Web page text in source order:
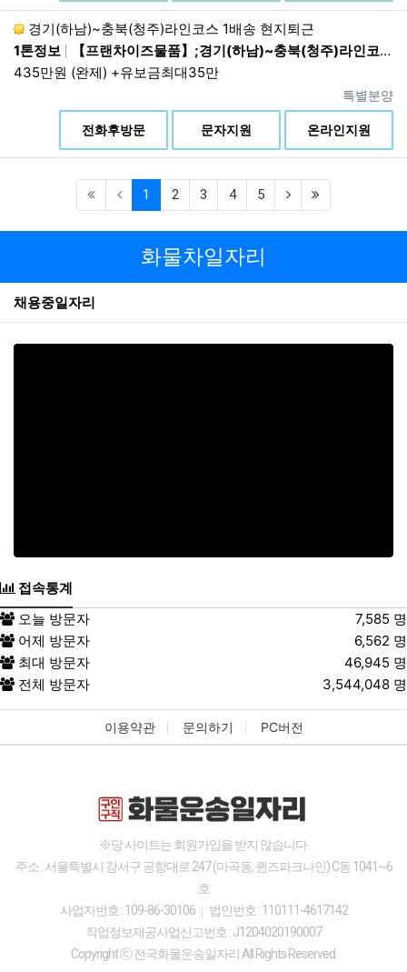
1. 이용자는 회사에 대하여 언제든지 개인정보 수집이
용제공 등의 동의를 철회할 수 있습니다. 동의 철회
시 회사는 지체 없이 수집된 개인정보를 파기하는 등
필요한 조치를 취합니다.
2.이용자는 회사에 대하여 본인에 관한 다음 각호의
사항에 대해 열람, 제공, 정정을 요구할 수 있습니다.
①회사이 가지고 있는 이용자의 개인정보
②이용자 개인정보의 이용 및 제3자 제공
현황
③회사에 개인정보 수집 이용 제공 등의 동
의를 한 현황
3.이용자가 개인정보의 오류 등에 대한 정정 또는 삭
제를 요구한 경우에는 회사는 정정 또는 삭제를 완료
할 때까지 당해 개인정보를 이용하거나 제공하지 않
습니다.
제7조. 개인정보 자동 수집 장치의 설
치·운영 및 그 거부에 관한 사항
1.
회사는 이용자를 식별하고 회원의 로그인 상태를 유
지하며, 이용자 개인별 맞춤 서비스를 제공하기 위해
이용자의 정보를 저장하고 수시로 불러오는 쿠키(Co
의 웹브라우저에 전송하는 소량의 정보로서, 이용자
니다. 이용자는 웹브라우저의 설정을 통해 모든 쿠키
를 허용/거부하거나, 쿠키가 저장될 때마다 확인을 거
치도록 할 수 있습니다. 단, 쿠키의 저장을 거부할 경
우에는 개인 맞춤서비스 등 회사가 제공하는 일부 서
비스는 이용이 어려울 수 있습니다.
쿠키 설정 거부 방법은 다음과 같습니다. (I
nternet Explorer 기준)
웹브라우저 [도구] 메뉴 [인터넷 옵션] 선택
경기(하남)~충북(청주)라인코스 1배송 현지퇴근
1톤정보
【프랜차이즈물품】;경기(하남)~충북(청주)라인코스 1배송 현지퇴근;02:30~12:00 1배송 현지퇴근
435만원 (완제) +유보금최대35만
진행상태
특별분양
전화후방문
문자지원 온라인지원
1 (current)
2 3 4 5 (next)
화물차일자리
채용중일자리
접속통계
오늘 방문자
7,585 명
어제 방문자
6,562 명
최대 방문자
46,945 명
전체 방문자
3,544,048 명
이용약관 문의하기 PC버전
※당 사이트는 회원가입을 받지 않습니다.
주소 : 서울특별시 강서구 공항대로 247 (마곡동, 퀸즈파크나인) C동 1041~6
호
사업자번호 : 109-86-30106
법인번호 : 110111-4617142
직업정보제공사업신고번호 : J1204020190007
Copyright ⓒ 전국화물운송일자리 All Rights Reserved.